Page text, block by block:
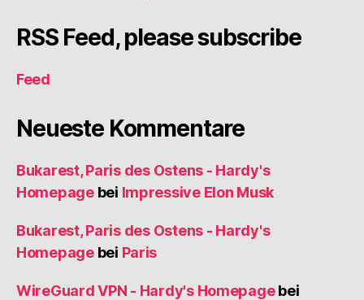
RSS Feed, please subscribe
Feed
Neueste Kommentare
Bukarest, Paris des Ostens - Hardy's
Homepagebei Impressive Elon Musk
Bukarest, Paris des Ostens - Hardy's
Homepagebei Paris
WireGuard VPN - Hardy's Homepagebei